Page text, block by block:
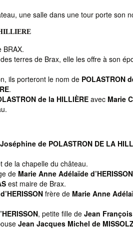
une salle dans une tour porte son
terres de Brax, elle les offre à son
ils porteront le nom de POLASTRON
.
de la HILLIÈREavec Marie
de POLASTRON DE LA
de la chapelle du château.
de Marie Anne Adélaïde d’HERISSON
est maire de Brax.
frère de Marie Anne
, petite fille de Jean François
Jean Jacques Michel de MISSOLZ